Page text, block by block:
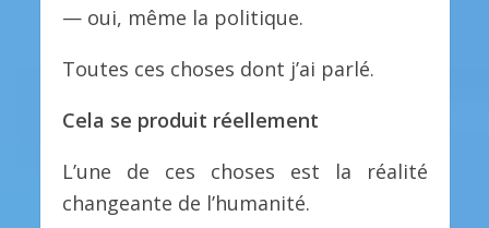
— oui, même la politique.
Toutes ces choses dont j’ai parlé.
Cela se produit réellement
L’une de ces choses est la réalité
changeante de l’humanité.